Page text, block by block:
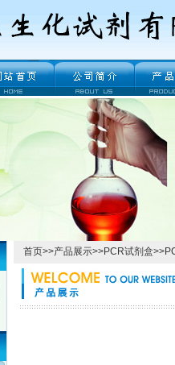
首页>>产品展示>>PCR试剂盒>>